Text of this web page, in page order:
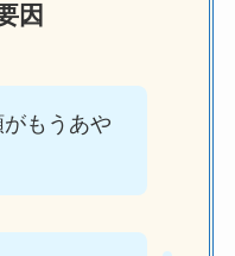
因
もうあや